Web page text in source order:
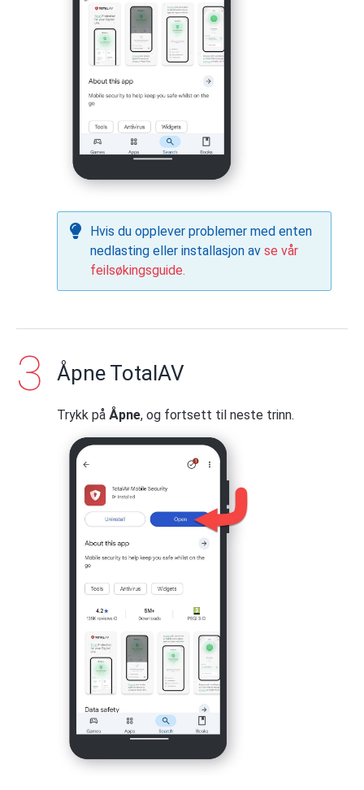
Hvis du opplever problemer med enten
nedlasting eller installasjon av se vår
feilsøkingsguide.
Åpne TotalAV
Trykk på Åpne, og fortsett til neste trinn.